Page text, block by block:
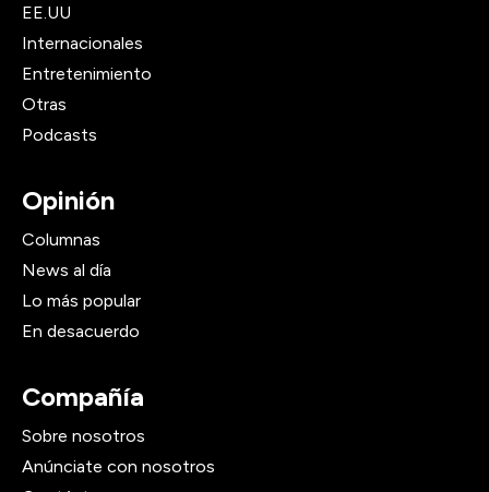
EE.UU
Internacionales
Entretenimiento
Otras
Podcasts
Opinión
Columnas
News al día
Lo más popular
En desacuerdo
Compañía
Sobre nosotros
Anúnciate con nosotros